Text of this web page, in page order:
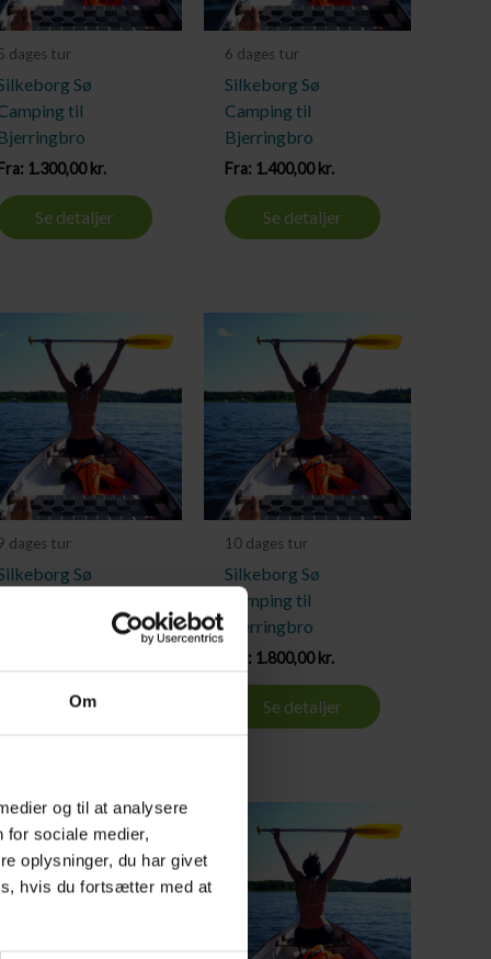
Om
og til at analysere
for sociale medier,
oplysninger, du har givet
hvis du fortsætter med at
dages tur
Sø
til
Bjerringbro
1.300,00kr.
Se detaljer
6 dages tur
Silkeborg Sø
Camping til
Bjerringbro
Fra: 1.400,00kr.
Se detaljer
dages tur
Sø
Se detaljer
10 dages tur
Silkeborg Sø
Camping til
Bjerringbro
Fra: 1.800,00kr.
Se detaljer